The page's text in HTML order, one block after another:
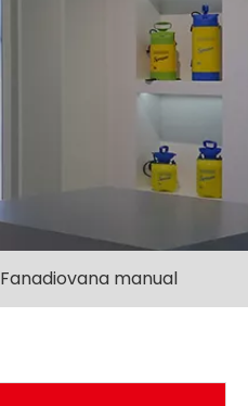
Fanadiovana manual